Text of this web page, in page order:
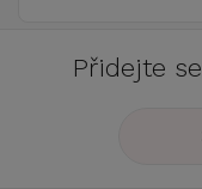
Přidejte